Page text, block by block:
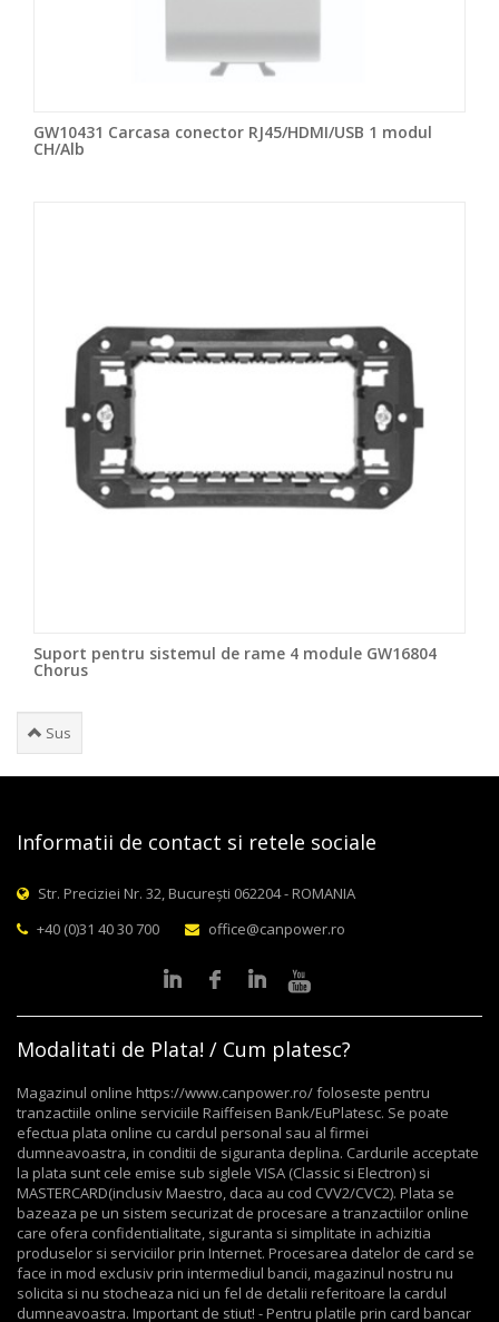
GW10431 Carcasa conector RJ45/HDMI/USB 1 modul
CH/Alb
Suport pentru sistemul de rame 4 module GW16804
Chorus
Sus
Informatii de contact si retele sociale
Str. Preciziei Nr. 32, București 062204 - ROMANIA
+40 (0)31 40 30 700
office@canpower.ro
Modalitati de Plata! / Cum platesc?
Magazinul online https://www.canpower.ro/ foloseste pentru
tranzactiile online serviciile Raiffeisen Bank/EuPlatesc. Se poate
efectua plata online cu cardul personal sau al firmei
dumneavoastra, in conditii de siguranta deplina. Cardurile acceptate
la plata sunt cele emise sub siglele VISA (Classic si Electron) si
MASTERCARD(inclusiv Maestro, daca au cod CVV2/CVC2). Plata se
bazeaza pe un sistem securizat de procesare a tranzactiilor online
care ofera confidentialitate, siguranta si simplitate in achizitia
produselor si serviciilor prin Internet. Procesarea datelor de card se
face in mod exclusiv prin intermediul bancii, magazinul nostru nu
solicita si nu stocheaza nici un fel de detalii referitoare la cardul
dumneavoastra. Important de stiut! - Pentru platile prin card bancar